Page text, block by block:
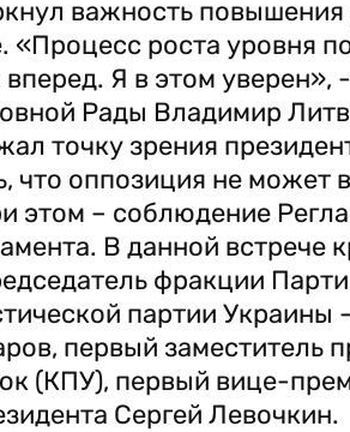
важность
«Процесс роста уровня
Я в этом уверен»,
Рады Владимир
точку зрения
что оппозиция не может
этом – соблюдение
В данной встрече
фракции
партии Украины
первый заместитель
(КПУ), первый вице-
Сергей Левочкин.